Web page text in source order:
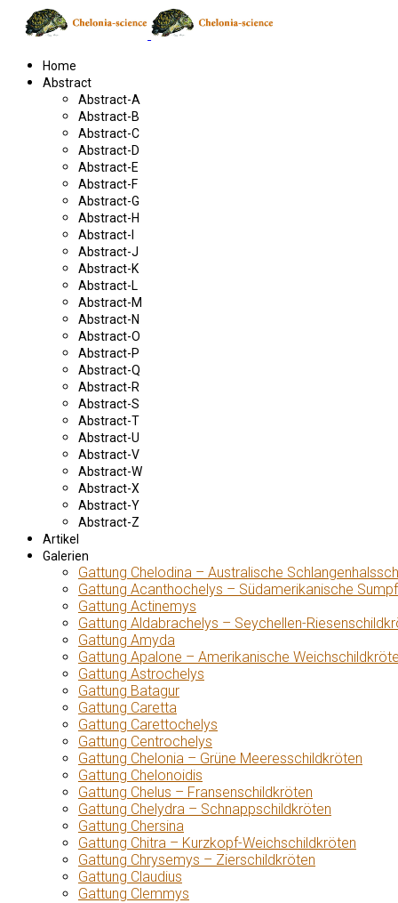
Home
Abstract
Abstract-A
Abstract-B
Abstract-C
Abstract-D
Abstract-E
Abstract-F
Abstract-G
Abstract-H
Abstract-I
Abstract-J
Abstract-K
Abstract-L
Abstract-M
Abstract-N
Abstract-O
Abstract-P
Abstract-Q
Abstract-R
Abstract-S
Abstract-T
Abstract-U
Abstract-V
Abstract-W
Abstract-X
Abstract-Y
Abstract-Z
Artikel
Galerien
Gattung Chelodina – Australische
Gattung Acanthochelys – Südamerikanische
Gattung Actinemys
Gattung Aldabrachelys – Seychellen-
Gattung Amyda
Gattung Apalone – Amerikanische
Gattung Astrochelys
Gattung Batagur
Gattung Caretta
Gattung Carettochelys
Gattung Centrochelys
Gattung Chelonia – Grüne Meeresschildkröten
Gattung Chelonoidis
Gattung Chelus – Fransenschildkröten
Gattung Chelydra – Schnappschildkröten
Gattung Chersina
Gattung Chitra – Kurzkopf-Weichschildkröten
Gattung Chrysemys – Zierschildkröten
Gattung Claudius
Gattung Clemmys